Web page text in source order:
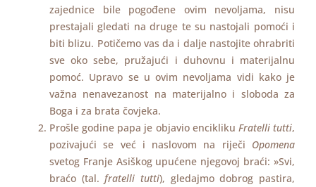
zajednice bile pogođene ovim nevoljama, nisu
prestajali gledati na druge te su nastojali pomoći i
biti blizu. Potičemo vas da i dalje nastojite ohrabriti
sve oko sebe, pružajući i duhovnu i materijalnu
pomoć. Upravo se u ovim nevoljama vidi kako je
važna nenavezanost na materijalno i sloboda za
Boga i za brata čovjeka.
Prošle godine papa je objavio encikliku Fratelli tutti,
pozivajući se već i naslovom na riječi Opomena
svetog Franje Asiškog upućene njegovoj braći: »Svi,
braćo (tal.fratelli tutti), gledajmo dobrog pastira,